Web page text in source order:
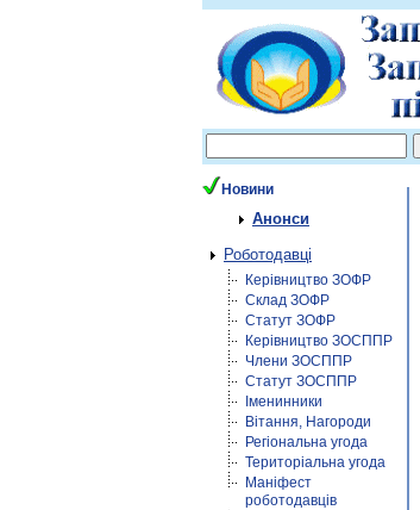
Новини
Анонси
Роботодавці
Керівництво ЗОФР
Склад ЗОФР
Статут ЗОФР
Керівництво ЗОСППР
Члени ЗОСППР
Статут ЗОСППР
Іменинники
Вітання, Нагороди
Регіональна угода
Територіальна угода
Маніфест
роботодавців